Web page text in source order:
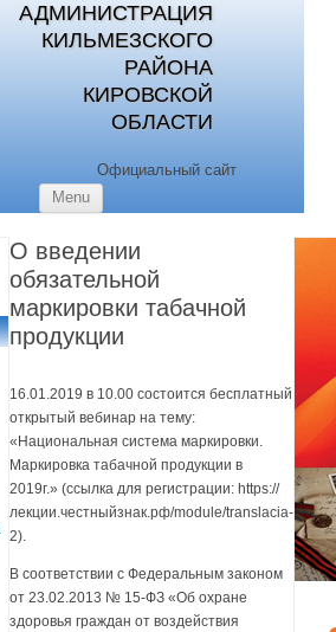
АДМИНИСТРАЦИЯ
КИЛЬМЕЗСКОГО
РАЙОНА
КИРОВСКОЙ
ОБЛАСТИ
Официальный сайт
Menu
О введении
обязательной
маркировки табачной
продукции
16.01.2019 в 10.00 состоится бесплатный
открытый вебинар на тему:
«Национальная система маркировки.
Маркировка табачной продукции в
2019г.» (ссылка для регистрации: https://
лекции.честныйзнак.рф/module/translacia-
2).
В соответствии с Федеральным законом
от 23.02.2013 № 15-ФЗ «Об охране
здоровья граждан от воздействия